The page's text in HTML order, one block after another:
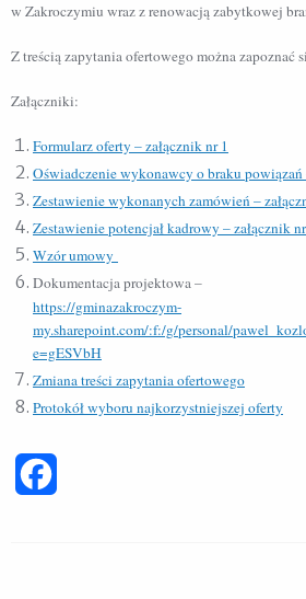
w Zakroczymiu wraz z renowacją zabytkowej
Z treścią zapytania ofertowego można zapoznać
Załączniki:
Formularz oferty – załącznik nr 1
Oświadczenie wykonawcy o braku powiązań
Zestawienie wykonanych zamówień –
Zestawienie potencjał kadrowy – załącznik
Wzór umowy
Dokumentacja projektowa –
https://gminazakroczym-
my.sharepoint.com/:f:/g/personal/
e=gESVbH
Zmiana treści zapytania ofertowego
Protokół wyboru najkorzystniejszej oferty